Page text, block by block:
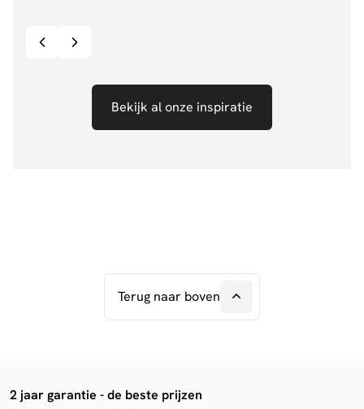
Bekijk al onze inspiratie
Terug naar boven
2 jaar garantie - de beste prijzen